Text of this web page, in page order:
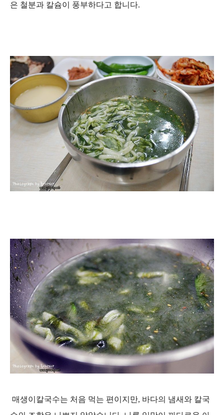
은 철분과 칼슘이 풍부하다고 합니다.
매생이칼국수는 처음 먹는 편이지만, 바다의 냄새와 칼국